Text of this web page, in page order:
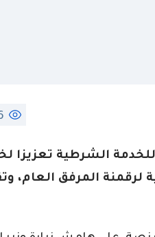
الشرطية تعزيزا
لرقمنة المرفق العام،